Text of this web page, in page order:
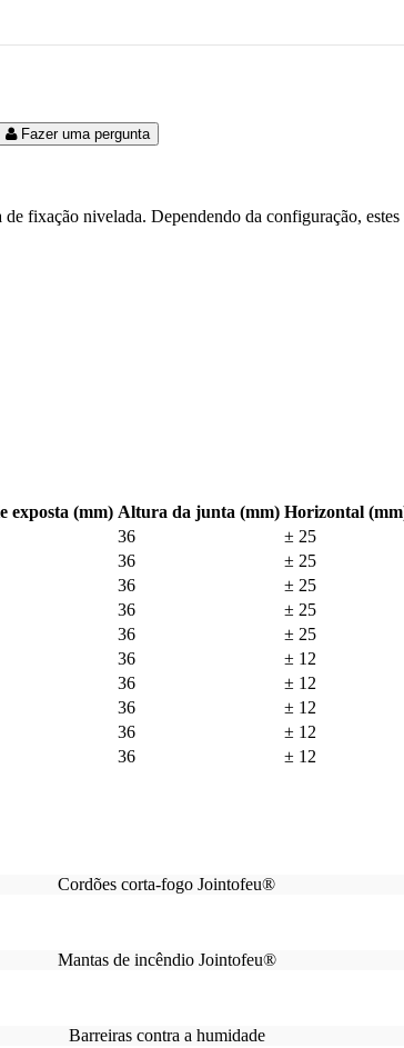
Fazer uma pergunta
fixação nivelada. Dependendo da configuração,
exposta (mm) Altura da junta (mm) Horizontal
36
± 25
36
± 25
36
± 25
36
± 25
36
± 25
36
± 12
36
± 12
36
± 12
36
± 12
36 ± 12
Cordões corta-fogo Jointofeu®
Mantas de incêndio Jointofeu®
Barreiras contra a humidade